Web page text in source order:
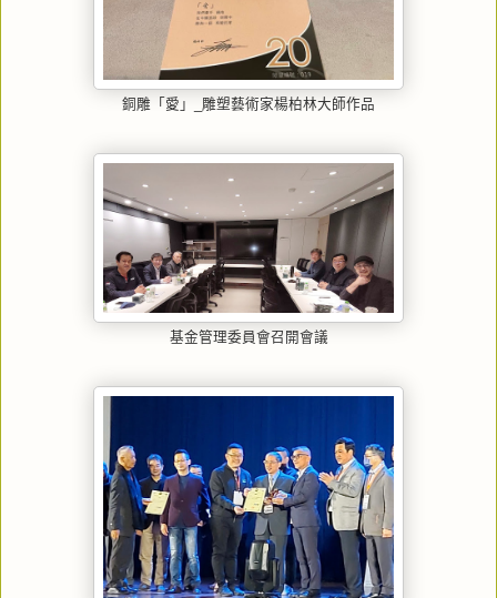
銅雕「愛」_雕塑藝術家楊柏林大師作品
基金管理委員會召開會議